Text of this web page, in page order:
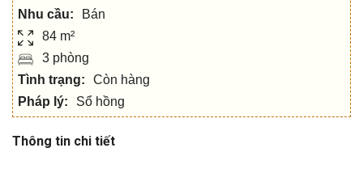
Nhu cầu:
Bán
84 m²
3 phòng
Tình trạng:
Còn hàng
Pháp lý:
Sổ hồng
Thông tin chi tiết